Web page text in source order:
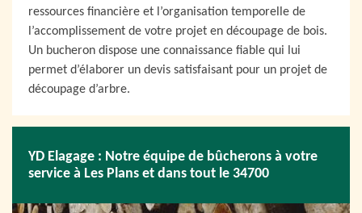
ressources financière et l’organisation temporelle de
l’accomplissement de votre projet en découpage de bois.
Un bucheron dispose une connaissance fiable qui lui
permet d’élaborer un devis satisfaisant pour un projet de
découpage d’arbre.
YD Elagage : Notre équipe de bûcherons à votre
service à Les Plans et dans tout le 34700